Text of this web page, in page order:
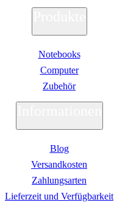
Notebooks
Computer
Zubehör
Blog
Versandkosten
Zahlungsarten
Lieferzeit und Verfügbarkeit